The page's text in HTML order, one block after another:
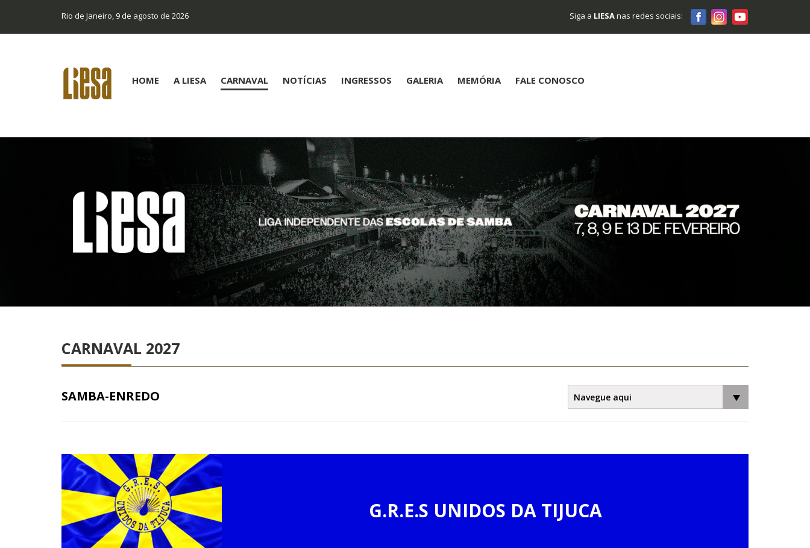
Rio de Janeiro, 9 de agosto de 2026 Siga a LIESAnas redes sociais:
HOME A LIESA CARNAVAL NOTÍCIAS INGRESSOS GALERIA MEMÓRIA FALE CONOSCO
CARNAVAL 2027
SAMBA-ENREDO
G.R.E.S UNIDOS DA TIJUCA